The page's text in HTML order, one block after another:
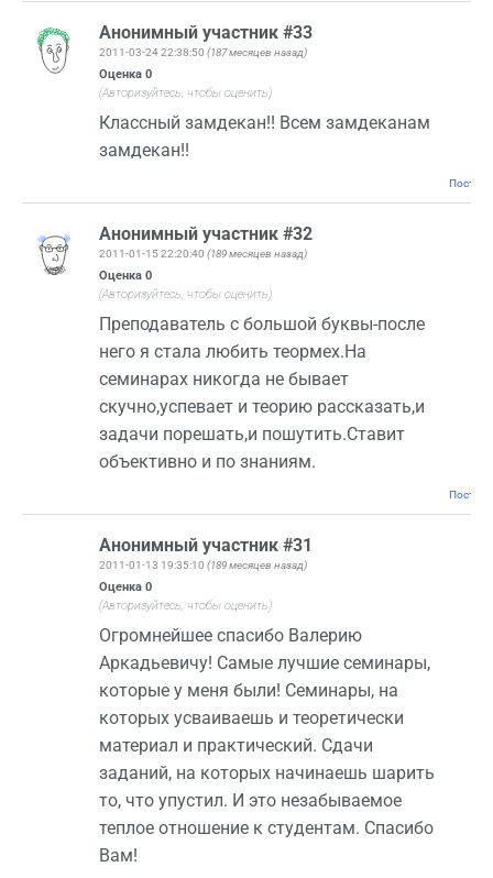
Анонимный участник #33
2011-03-24 22:38:50 (187 месяцев назад)
Оценка 0
(Авторизуйтесь, чтобы оценить)
Классный замдекан!! Всем замдеканам
замдекан!!
Анонимный участник #32
2011-01-15 22:20:40 (189 месяцев назад)
Оценка 0
(Авторизуйтесь, чтобы оценить)
Преподаватель с большой буквы-после
него я стала любить теормех.На
семинарах никогда не бывает
скучно,успевает и теорию рассказать,и
задачи порешать,и пошутить.Ставит
объективно и по знаниям.
Анонимный участник #31
2011-01-13 19:35:10 (189 месяцев назад)
Оценка 0
(Авторизуйтесь, чтобы оценить)
Огромнейшее спасибо Валерию
Аркадьевичу! Самые лучшие семинары,
которые у меня были! Семинары, на
которых усваиваешь и теоретически
материал и практический. Сдачи
заданий, на которых начинаешь шарить
то, что упустил. И это незабываемое
теплое отношение к студентам. Спасибо
Вам!